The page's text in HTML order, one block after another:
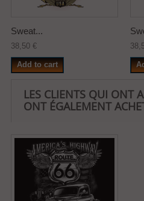
Sweat...
38,50 €
Add to cart
LES CLIENTS QUI ONT
ONT ÉGALEMENT